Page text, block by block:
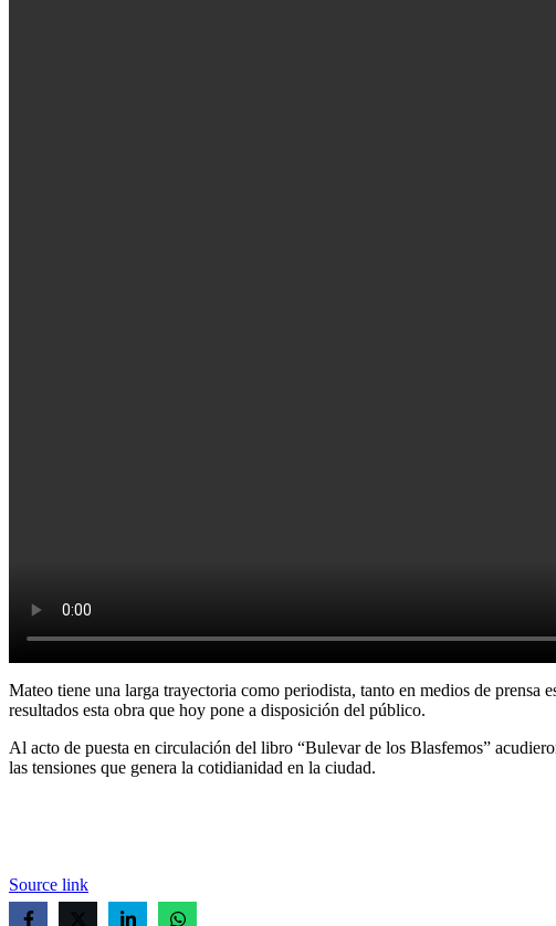
Mateo tiene una larga trayectoria como periodista, tanto en medios de
resultados esta obra que hoy pone a disposición del público.
Al acto de puesta en circulación del libro “Bulevar de los Blasfemos”
las tensiones que genera la cotidianidad en la ciudad.
Source link